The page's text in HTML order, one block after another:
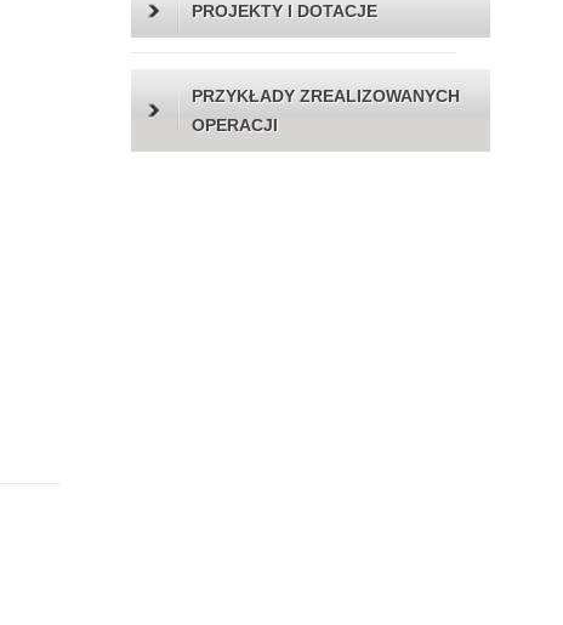
PROJEKTY I DOTACJE
PRZYKŁADY ZREALIZOWANYCH
OPERACJI